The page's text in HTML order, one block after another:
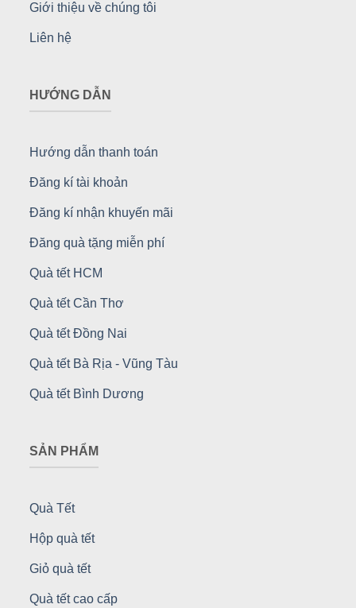
Giới thiệu về chúng tôi
Liên hệ
HƯỚNG DẪN
Hướng dẫn thanh toán
Đăng kí tài khoản
Đăng kí nhận khuyến mãi
Đăng quà tặng miễn phí
Quà tết HCM
Quà tết Cần Thơ
Quà tết Đồng Nai
Quà tết Bà Rịa - Vũng Tàu
Quà tết Bình Dương
SẢN PHẨM
Quà Tết
Hộp quà tết
Giỏ quà tết
Quà tết cao cấp